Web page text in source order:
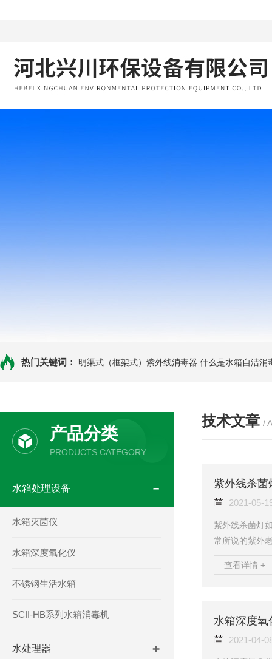
热门关键词： 明渠式（框架式）紫外线消毒器 什么是水箱自洁消
产品分类
PRODUCTS CATEGORY
水箱处理设备
水箱灭菌仪
水箱深度氧化仪
不锈钢生活水箱
SCII-HB系列水箱消毒机
水处理器
技术文章 /
紫外线杀菌
2021-05-
紫外线杀菌灯
常所说的紫外
结果。随着科
候试验机的使
造成一定影响
查看详情 +
水箱深度氧
2021-04-